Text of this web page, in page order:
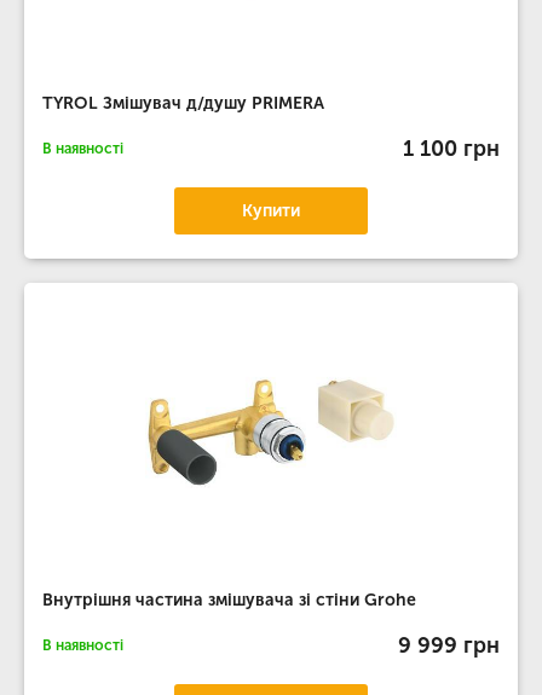
TYROL Змішувач д/душу PRIMERA
В наявності 1 100 грн
Купити
Внутрішня частина змішувача зі стіни Grohe
В наявності 9 999 грн